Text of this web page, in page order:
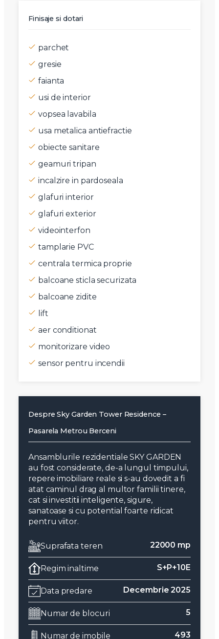
Finisaje si dotari
parchet
gresie
faianta
usi de interior
vopsea lavabila
usa metalica antiefractie
obiecte sanitare
geamuri tripan
incalzire in pardoseala
glafuri interior
glafuri exterior
videointerfon
tamplarie PVC
centrala termica proprie
balcoane sticla securizata
balcoane zidite
lift
aer conditionat
monitorizare video
sensor pentru incendii
Despre Sky Garden Tower Residence –
Pasarela Metrou Berceni
Ansamblurile rezidentiale SKY GARDEN
au fost considerate, de-a lungul timpului,
repere imobiliare reale si s-au dovedit a fi
atat caminul drag al multor familii tinere,
cat si investitii inteligente, sigure,
sanatoase si cu potential foarte ridicat
pentru viitor.
Suprafata teren 22000 mp
Regim inaltime S+P+10E
Data predare Decembrie 2025
Numar de blocuri 5
Numar de imobile 493